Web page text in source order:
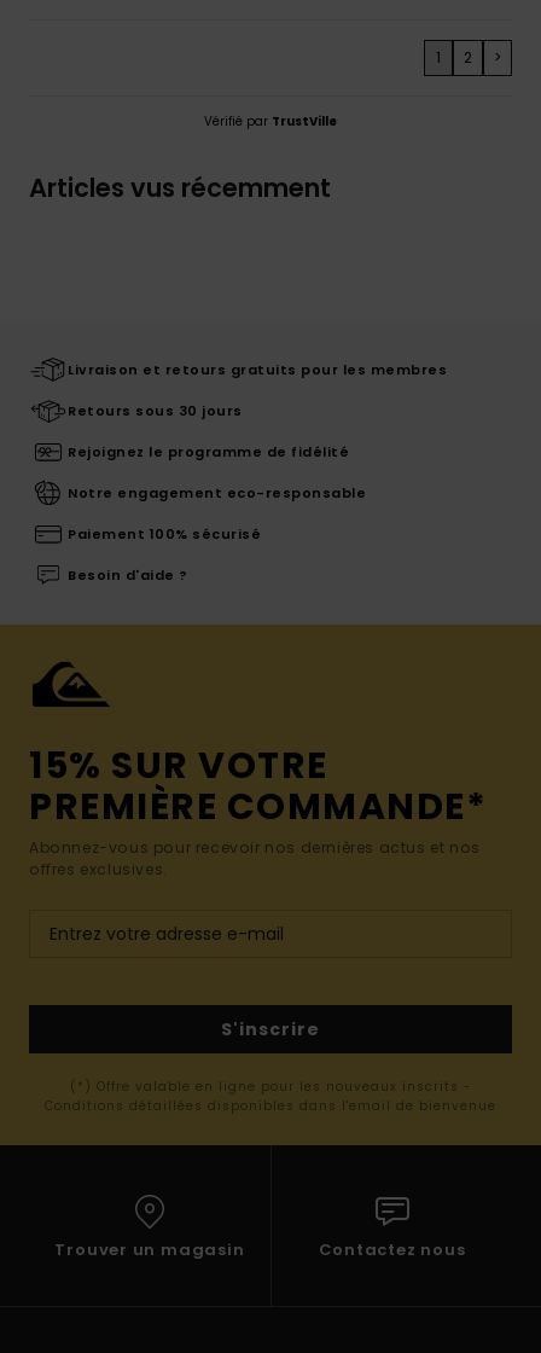
1 2 >
Vérifié par TrustVille
Articles vus récemment
Livraison et retours gratuits pour les membres
Retours sous 30 jours
Rejoignez le programme de fidélité
Notre engagement eco-responsable
Paiement 100% sécurisé
Besoin d'aide ?
15% SUR VOTRE
PREMIÈRE COMMANDE*
Abonnez-vous pour recevoir nos dernières actus et nos
offres exclusives.
S'inscrire
(*) Offre valable en ligne pour les nouveaux inscrits -
Conditions détaillées disponibles dans l'email de bienvenue
Trouver un magasin Contactez nous